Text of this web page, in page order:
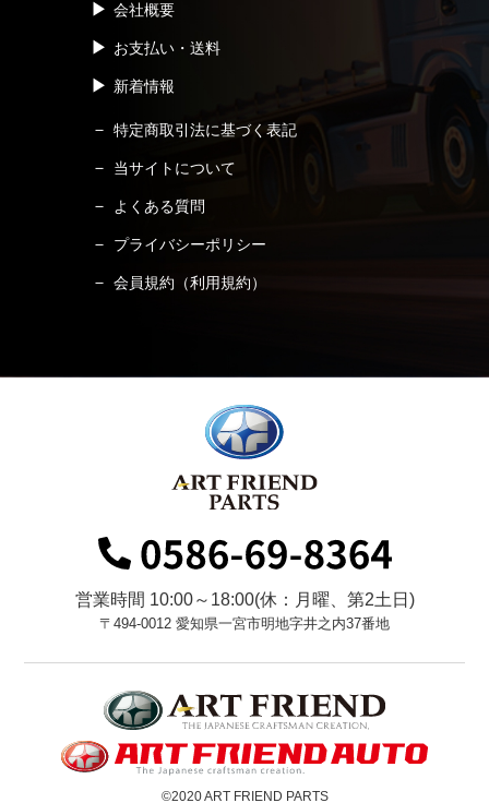
会社概要
お支払い・送料
新着情報
特定商取引法に基づく表記
当サイトについて
よくある質問
プライバシーポリシー
会員規約（利用規約）
営業時間 10:00～18:00(休：月曜、第2土日)
〒494-0012 愛知県一宮市明地字井之内37番地
©2020 ART FRIEND PARTS